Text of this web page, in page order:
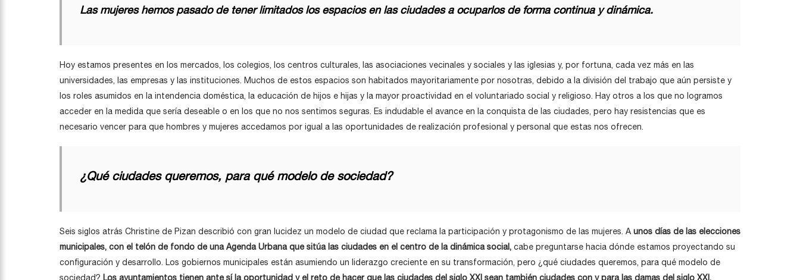
Las mujeres hemos pasado de tener limitados los espacios en las ciudades a ocuparlos de forma continua y dinámica.
Hoy estamos presentes en los mercados, los colegios, los centros culturales, las asociaciones vecinales y sociales y las iglesias y, por fortuna, cada vez más en las
universidades, las empresas y las instituciones. Muchos de estos espacios son habitados mayoritariamente por nosotras, debido a la división del trabajo que aún persiste y
los roles asumidos en la intendencia doméstica, la educación de hijos e hijas y la mayor proactividad en el voluntariado social y religioso. Hay otros a los que no logramos
acceder en la medida que sería deseable o en los que no nos sentimos seguras. Es indudable el avance en la conquista de las ciudades, pero hay resistencias que es
necesario vencer para que hombres y mujeres accedamos por igual a las oportunidades de realización profesional y personal que estas nos ofrecen.
¿Qué ciudades queremos, para qué modelo de sociedad?
Seis siglos atrás Christine de Pizan describió con gran lucidez un modelo de ciudad que reclama la participación y protagonismo de las mujeres. A unos días de las elecciones
municipales, con el telón de fondo de una Agenda Urbana que sitúa las ciudades en el centro de la dinámica social, cabe preguntarse hacia dónde estamos proyectando su
configuración y desarrollo. Los gobiernos municipales están asumiendo un liderazgo creciente en su transformación, pero ¿qué ciudades queremos, para qué modelo de
sociedad? Los ayuntamientos tienen ante sí la oportunidad y el reto de hacer que las ciudades del siglo XXI sean también ciudades con y para las damas del siglo XXI.